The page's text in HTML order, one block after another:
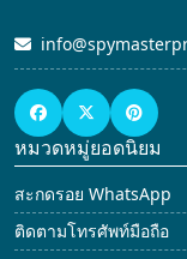
หมวดหมู่ยอดนิยม
สะกดรอย WhatsApp
ติดตามโทรศัพท์มือถือ